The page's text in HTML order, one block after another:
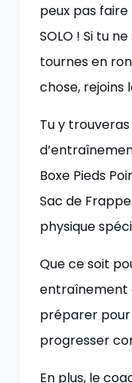
peux pas faire
SOLO ! Si tu
tournes en
chose, rejoins
Tu y
Boxe Pieds
Sac de
physique
Que ce soit
entraînement
préparer pour
progresser
En plus, le